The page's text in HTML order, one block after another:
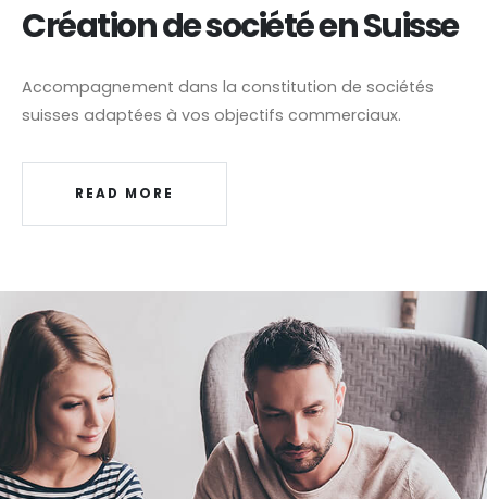
Création de société en Suisse
Accompagnement dans la constitution de sociétés
suisses adaptées à vos objectifs commerciaux.
READ MORE